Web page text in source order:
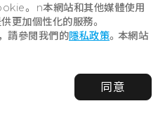
。 n本網站和其他媒體使用
更加個性化的服務。
請參閱我們的隱私政策。本網站
同意